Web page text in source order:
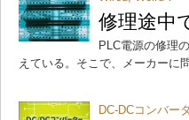
修理途中
PLC電源の修理
えている。そこで、メーカーに
DC-DCコンバー